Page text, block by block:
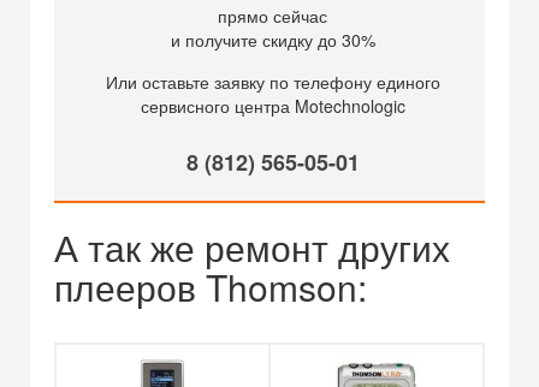
прямо сейчас
и получите скидку до 30%
Или оставьте заявку по телефону единого
сервисного центра Motechnologic
8 (812) 565-05-01
А так же ремонт других
плееров Thomson: